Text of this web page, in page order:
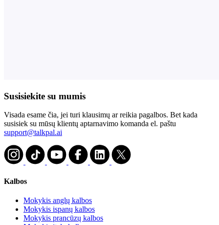
Susisiekite su mumis
Visada esame čia, jei turi klausimų ar reikia pagalbos. Bet kada
susisiek su mūsų klientų aptarnavimo komanda el. paštu
support@talkpal.ai
Kalbos
Mokykis anglų kalbos
Mokykis ispanų kalbos
Mokykis prancūzų kalbos